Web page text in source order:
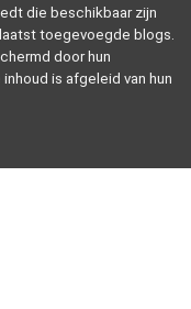
die beschikbaar zijn
toegevoegde blogs.
door hun
is afgeleid van hun